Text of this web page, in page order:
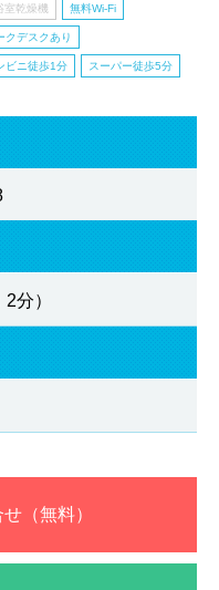
室乾燥機 無料Wi-Fi
クデスクあり
ビニ徒歩1分 スーパー徒歩5分
分）
（無料）